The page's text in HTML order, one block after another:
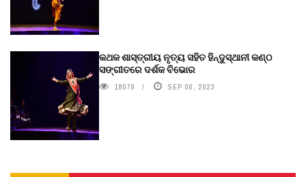
କଥକ ଶାସ୍ତ୍ରୀୟ ନୃତ୍ୟ ସହିତ ହିନ୍ଦୁସ୍ଥାନୀ କଣ୍ଠ
ସଙ୍ଗୀତରେ ଦର୍ଶକ ବିଭୋର
18079 SEP 06, 2023